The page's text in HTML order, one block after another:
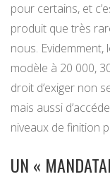
pour certains, et
produit que très
nous. Evidemment,
modèle à 20 000,
droit d’exiger non
mais aussi
niveaux de finition
UN «